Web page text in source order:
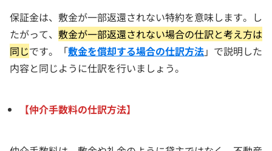
保証金は、敷金が一部返還されない特約を意味します。し
たがって、 敷金が一部返還されない場合の仕訳と考え方は
同じです。「敷金を償却する場合の仕訳方法」で説明した
内容と同じように仕訳を行いましょう。
【仲介手数料の仕訳方法】